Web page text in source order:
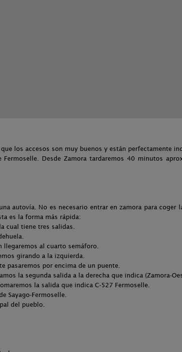
los accesos son muy buenos y están perfectamente
Desde Zamora tardaremos 40 minutos
autovía. No es necesario entrar en zamora para coger
es la forma más rápida:
cual tiene tres salidas.
al cuarto semáforo.
girando a la izquierda.
pasaremos por encima de un puente.
la segunda salida a la derecha que indica (Zamora-
la salida que indica C-527 Fermoselle.
Sayago-Fermoselle.
del pueblo.